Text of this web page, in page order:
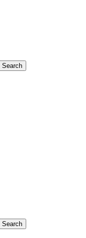
Search
Search